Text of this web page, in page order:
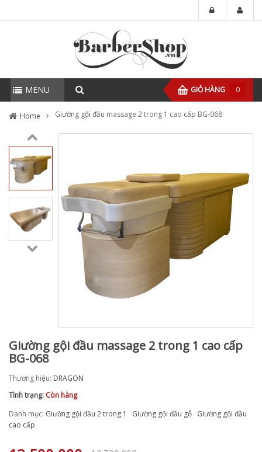
MENU GIỎ HÀNG 0
Home Giường gội đầu massage 2 trong 1 cao cấp BG-068
Giường gội đầu massage 2 trong 1 cao cấp
BG-068
Thương hiệu: DRAGON
Tình trạng: Còn hàng
Danh mục: Giường gội đầu 2 trong 1 Giường gội đầu gỗ Giường gội đầu
cao cấp